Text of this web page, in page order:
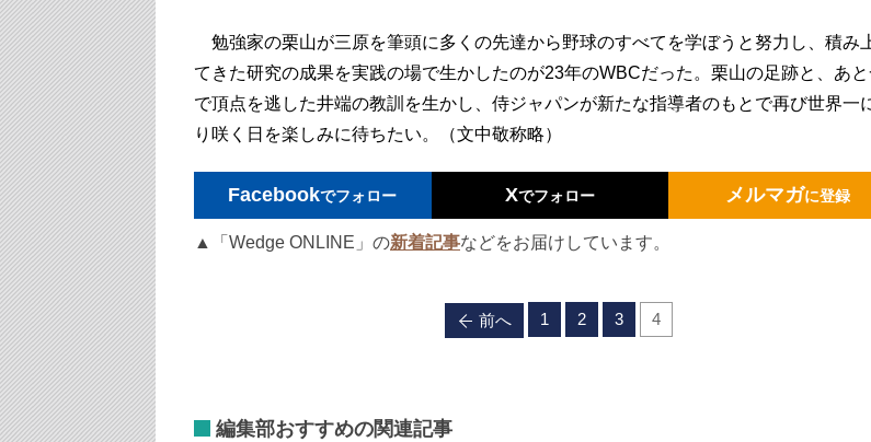
勉強家の栗山が三原を筆頭に多くの先達から野球のすべてを学ぼうと努力し、積み
てきた研究の成果を実践の場で生かしたのが23年のWBCだった。栗山の足跡と、あ
で頂点を逃した井端の教訓を生かし、侍ジャパンが新たな指導者のもとで再び世界一
り咲く日を楽しみに待ちたい。（文中敬称略）
Facebookでフォロー Xでフォロー メルマガに登録
▲「Wedge ONLINE」の新着記事などをお届けしています。
前へ 1 2 3 4
編集部おすすめの関連記事